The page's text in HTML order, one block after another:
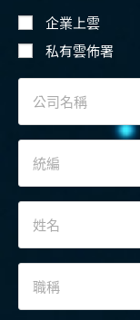
企業上雲
私有雲佈署